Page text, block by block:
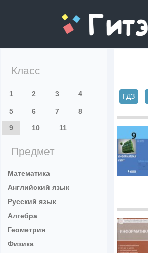
gitem.me
Класс
1 2 3 4
5 6 7 8
9 10 11
Предмет
Математика
Английский язык
Русский язык
Алгебра
Геометрия
Физика
ГДЗ